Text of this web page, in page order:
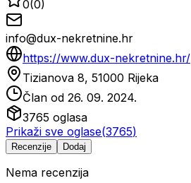
0(0)
info@dux-nekretnine.hr
https://www.dux-nekretnine.hr/
Tizianova 8, 51000 Rijeka
Član od 26. 09. 2024.
3765 oglasa
Prikaži sve oglase(3765)
Recenzije Dodaj
Nema recenzija